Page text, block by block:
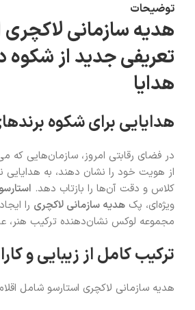
توضیحات
هدیه سازمانی لاکچری
تعریفی جدید از شکوه
هدایا
هدایایی برای شکوه
در فضای رقابتی امروز، سازمان‌هایی که
از هویت خود را نشان دهند، به هدایایی
کلاس و دقت آن‌ها را بازتاب دهد. استارسو
ویژه‌ای، پک هدیه سازمانی لاکچری را
مجموعه لوکس نشان‌دهنده ترکیب هنر،
ترکیب کامل از زیبایی و
هدیه سازمانی لاکچری استارسو شامل